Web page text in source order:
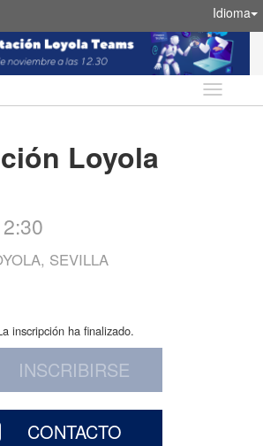
Idioma
Idioma
Loyola
SEVILLA
inscripción ha finalizado.
INSCRIBIRSE
CONTACTO